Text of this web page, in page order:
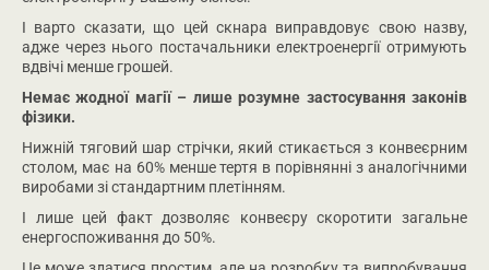
І варто сказати, що цей скнара виправдовує свою назву,
адже через нього постачальники електроенергії отримують
вдвічі менше грошей.
Немає жодної магії – лише розумне застосування законів
фізики.
Нижній тяговий шар стрічки, який стикається з конвеєрним
столом, має на 60% менше тертя в порівнянні з аналогічними
виробами зі стандартним плетінням.
І лише цей факт дозволяє конвеєру скоротити загальне
енергоспоживання до 50%.